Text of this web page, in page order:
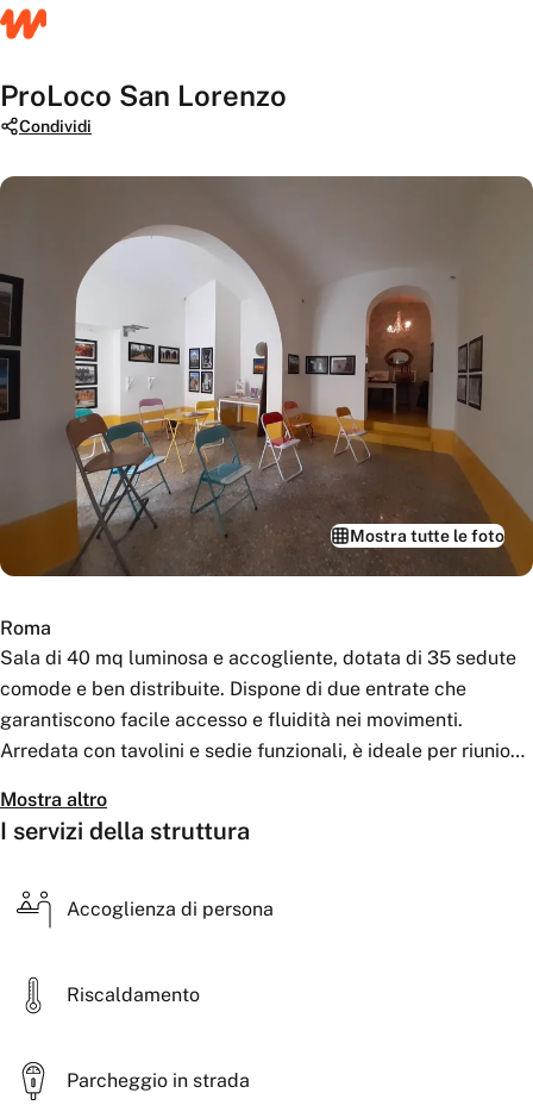
ProLoco San Lorenzo
Condividi
Mostra tutte le foto
Roma
Sala di 40 mq luminosa e accogliente, dotata di 35 sedute
comode e ben distribuite. Dispone di due entrate che
garantiscono facile accesso e fluidità nei movimenti.
Arredata con tavolini e sedie funzionali, è ideale per riunioni,
videoproiettore perfetto per supporti multimediali e
proiezioni professionali.
Mostra altro
I servizi della struttura
Accoglienza di persona
Riscaldamento
Parcheggio in strada